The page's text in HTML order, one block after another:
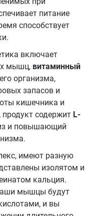
питание
способствует
включает
мышц, витаминный
организма,
запасов и
кишечника и
продукт содержит L-
и повышающий
имеют разную
изолятом и
кальция.
мышцы будут
и вы